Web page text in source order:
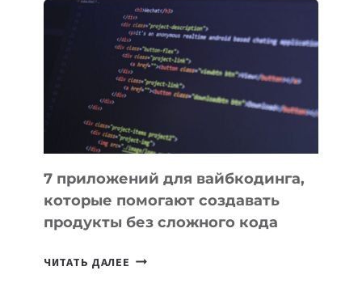
ПОЛЕЗНЫХ
ИНСТРУМЕНТОВ
ДЛЯ
РАБОТЫ
7 приложений для вайбкодинга,
которые помогают создавать
продукты без сложного кода
ЧИТАТЬ ДАЛЕЕ 7